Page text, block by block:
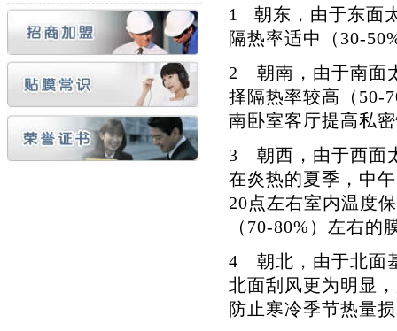
1 朝东，由于东面
隔热率适中（30-
2 朝南，由于南面
择隔热率较高（50-
南卧室客厅提高私
3 朝西，由于西面
在炎热的夏季，中
20点左右室内温度
（70-80%）左右
4 朝北，由于北面
北面刮风更为明显
防止寒冷季节热量